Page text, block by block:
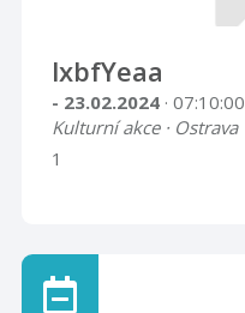
lxbfYeaa
- 23.02.2024 · 07:10:00
Kulturní akce · Ostrava
1